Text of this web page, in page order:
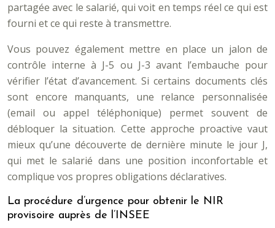
partagée avec le salarié, qui voit en temps réel ce qui est
fourni et ce qui reste à transmettre.
Vous pouvez également mettre en place un jalon de
contrôle interne à J-5 ou J-3 avant l’embauche pour
vérifier l’état d’avancement. Si certains documents clés
sont encore manquants, une relance personnalisée
(email ou appel téléphonique) permet souvent de
débloquer la situation. Cette approche proactive vaut
mieux qu’une découverte de dernière minute le jour J,
qui met le salarié dans une position inconfortable et
complique vos propres obligations déclaratives.
La procédure d’urgence pour obtenir le NIR
provisoire auprès de l’INSEE